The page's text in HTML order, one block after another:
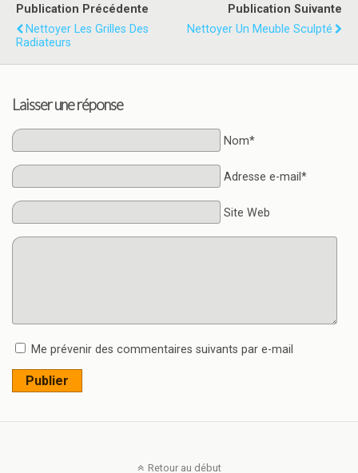
Publication Précédente
Nettoyer Les Grilles Des
Radiateurs
Publication Suivante
Nettoyer Un Meuble Sculpté
Laisser une réponse
Nom*
Adresse e-mail*
Site Web
Me prévenir des commentaires suivants par e-mail
Publier
Retour au début